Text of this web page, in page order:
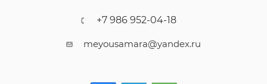
+7 986 952-04-18
meyousamara@yandex.ru